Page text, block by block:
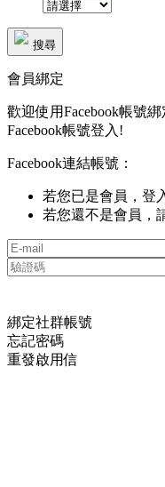
搜尋
會員綁定
歡迎使用Facebook帳號
Facebook帳號登入!
Facebook連結帳號：
若您已是會員，登
若您還不是會員，
綁定社群帳號
忘記密碼
重發啟用信